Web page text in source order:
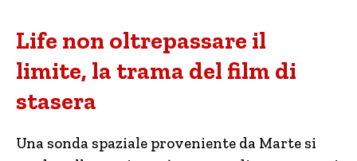
Life non oltrepassare il
limite, la trama del film di
stasera
Una sonda spaziale proveniente da Marte si